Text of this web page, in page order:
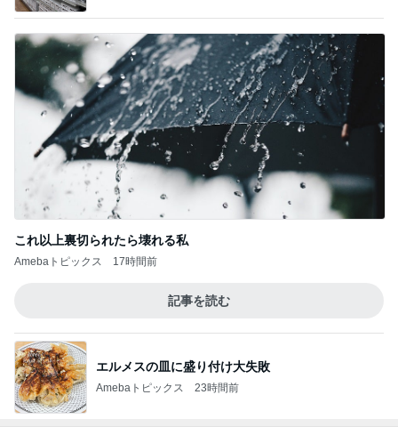
これ以上裏切られたら壊れる私
Amebaトピックス 17時間前
記事を読む
エルメスの皿に盛り付け大失敗
Amebaトピックス 23時間前